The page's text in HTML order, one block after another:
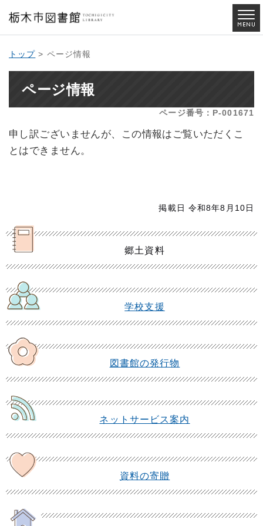
トップ > ページ情報
ページ情報
ページ番号：P-001671
申し訳ございませんが、この情報はご覧いただくこ
とはできません。
掲載日 令和8年8月10日
郷土資料
学校支援
図書館の発行物
ネットサービス案内
資料の寄贈